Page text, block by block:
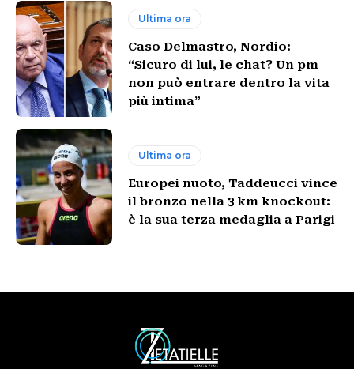
Ultima ora
Caso Delmastro, Nordio:
“Sicuro di lui, le chat? Un pm
non può entrare dentro la vita
più intima”
Ultima ora
Europei nuoto, Taddeucci vince
il bronzo nella 3 km knockout:
è la sua terza medaglia a Parigi